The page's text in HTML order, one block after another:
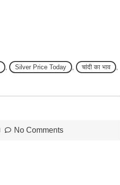
Silver Price Today चांदी का भाव
No Comments